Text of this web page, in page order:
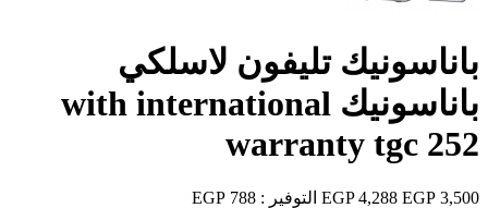
باناسونيك تليفون لاسلكي
باناسونيك with international
warranty tgc 252
3,500 EGP
4,288 EGP التوفير : 788 EGP